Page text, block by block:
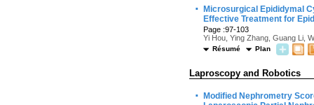
·
Microsurgical Epididymal
Effective Treatment for
Page :97-103
Yi Hou, Ying Zhang, Guang Li,
Résumé Plan
Laproscopy and Robotics
·
Modified Nephrometry